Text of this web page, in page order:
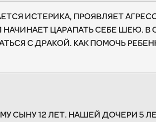
ИСТЕРИКА, ПРОЯВЛЯЕТ
НАЧИНАЕТ ЦАРАПАТЬ СЕБЕ ШЕЮ. В
С ДРАКОЙ. КАК ПОМОЧЬ
СЫНУ 12 ЛЕТ. НАШЕЙ ДОЧЕРИ 5